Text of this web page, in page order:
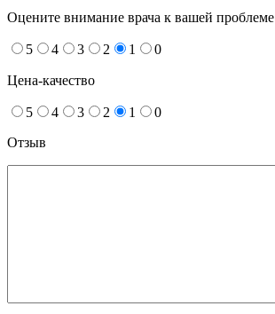
Оцените внимание врача к вашей проблеме
5 4 3 2 1 0
Цена-качество
5 4 3 2 1
0
Отзыв